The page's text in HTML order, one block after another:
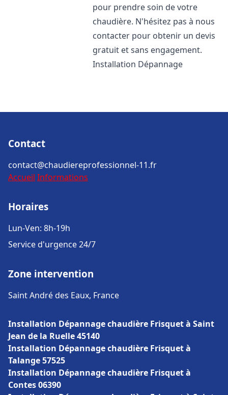
pour prendre soin de votre
chaudière. N'hésitez pas à nous
contacter pour obtenir un devis
gratuit et sans engagement.
Installation Dépannage
Contact
contact@chaudiereprofessionnel-11.fr
Accueil Informations
Horaires
Lun-Ven: 8h-19h
Service d'urgence 24/7
Zone intervention
Saint André des Eaux, France
Installation Dépannage chaudière Frisquet à Saint
Jean de la Ruelle 45140
Installation Dépannage chaudière Frisquet à
Talange 57525
Installation Dépannage chaudière Frisquet à
Contes 06390